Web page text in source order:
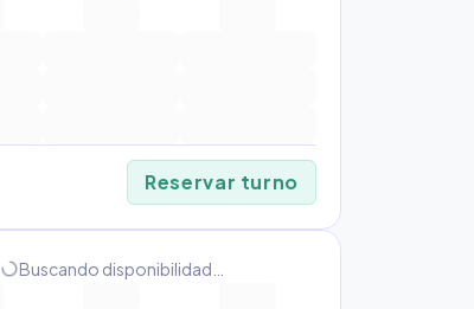
Reservar turno
progress_activityBuscando disponibilidad…